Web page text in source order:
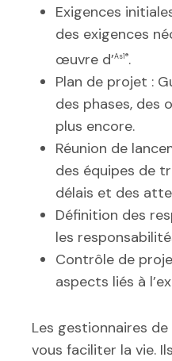
Exigences
des exigences
œuvre d’As1®.
Plan de projet :
des phases, des
plus encore.
Réunion de
des équipes de
délais et des
Définition des
les
Contrôle de
aspects liés à
Les gestionnaires
vous faciliter la vie.